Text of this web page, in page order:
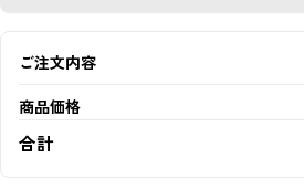
ご注文内容
商品価格
合計